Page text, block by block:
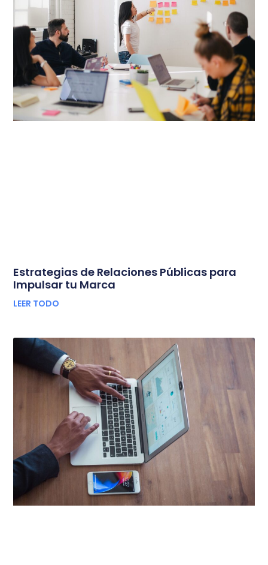
Estrategias de Relaciones Públicas para
Impulsar tu Marca
LEER TODO